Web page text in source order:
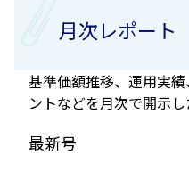
月次レポート
基準価額推移、運用実
ントなどを月次で開示し
最新号